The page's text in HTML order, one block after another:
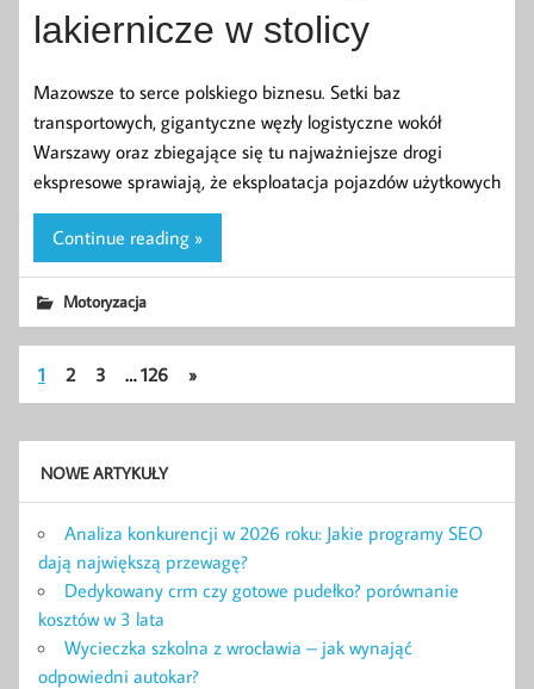
lakiernicze w stolicy
Mazowsze to serce polskiego biznesu. Setki baz
transportowych, gigantyczne węzły logistyczne wokół
Warszawy oraz zbiegające się tu najważniejsze drogi
ekspresowe sprawiają, że eksploatacja pojazdów użytkowych
Continue reading »
Motoryzacja
1 2 3 … 126 »
NOWE ARTYKUŁY
Analiza konkurencji w 2026 roku: Jakie programy SEO
dają największą przewagę?
Dedykowany crm czy gotowe pudełko? porównanie
kosztów w 3 lata
Wycieczka szkolna z wrocławia – jak wynająć
odpowiedni autokar?